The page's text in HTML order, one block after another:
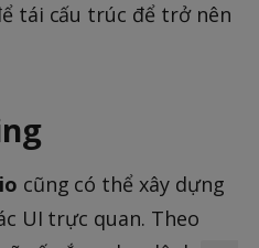
tái cấu trúc để trở nên
cũng có thể xây dựng
UI trực quan. Theo